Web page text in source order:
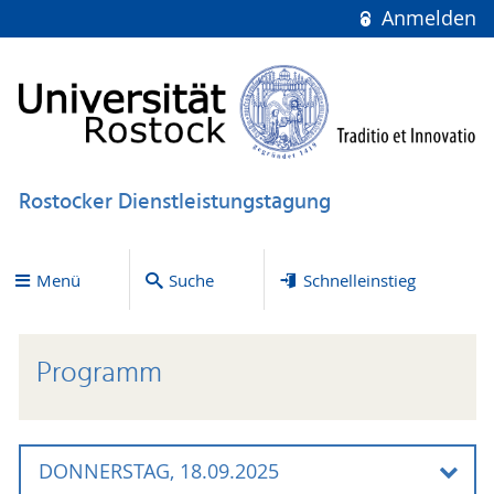
Anmelden
Rostocker Dienstleistungstagung
Menü Suche Schnelleinstieg
Programm
DONNERSTAG, 18.09.2025